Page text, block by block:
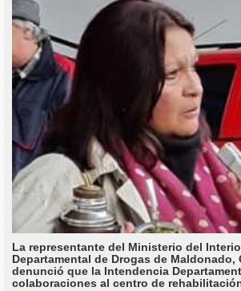
La representante del Ministerio del
Departamental de Drogas de Maldonado,
denunció que la Intendencia
colaboraciones al centro de